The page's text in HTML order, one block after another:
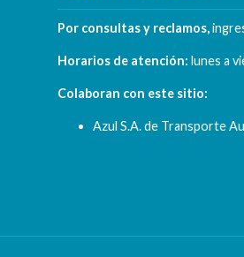
Por consultas y reclamos,
Horarios de atención: lunes a
Colaboran con este sitio:
Azul S.A. de Transporte